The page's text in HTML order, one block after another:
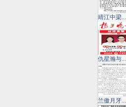
靖江中梁...
仇星瀚与...
兰傲月牙...